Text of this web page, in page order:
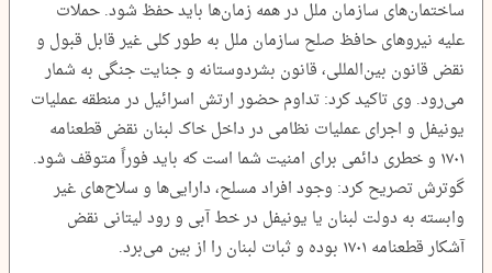
ساختمان‌های سازمان ملل در همه زمان‌ها باید حفظ شود. حملات
علیه نیروهای حافظ صلح سازمان ملل به طور کلی غیر قابل قبول و
نقض قانون بین‌المللی، قانون بشردوستانه و جنایت جنگی به شمار
می‌رود. وی تاکید کرد: تداوم حضور ارتش اسرائیل در منطقه عملیات
یونیفل و اجرای عملیات نظامی در داخل خاک لبنان نقض قطعنامه
۱۷۰۱ و خطری دائمی برای امنیت شما است که باید فوراً متوقف شود.
گوترش تصریح کرد: وجود افراد مسلح، دارایی‌ها و سلاح‌های غیر
وابسته به دولت لبنان یا یونیفل در خط آبی و رود لیتانی نقض
آشکار قطعنامه ۱۷۰۱ بوده و ثبات لبنان را از بین می‌برد.